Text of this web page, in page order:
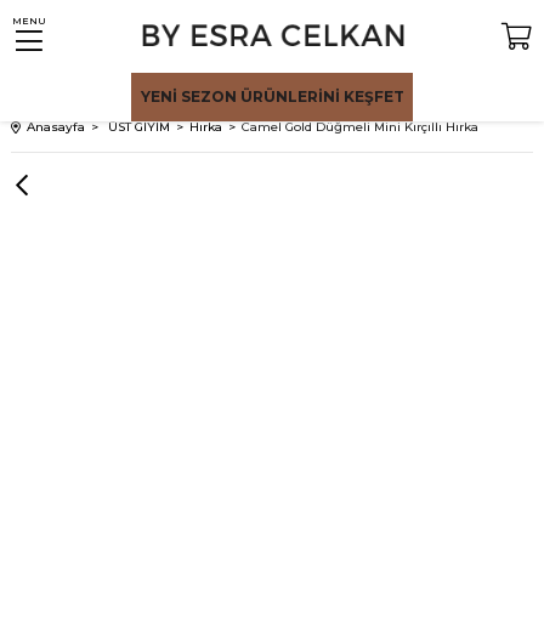
MENU
YENİ SEZON ÜRÜNLERİNİ KEŞFET
Anasayfa ÜST GİYİM Hırka Camel Gold Düğmeli Mini Kırçıllı Hırka